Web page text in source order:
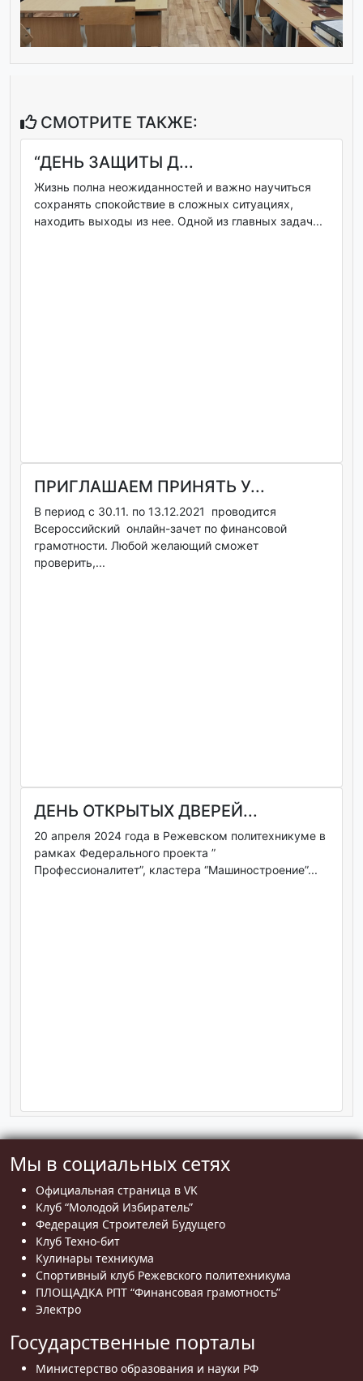
СМОТРИТЕ ТАКЖЕ:
“ДЕНЬ ЗАЩИТЫ Д...
Жизнь полна неожиданностей и важно научиться
сохранять спокойствие в сложных ситуациях,
находить выходы из нее. Одной из главных задач...
ПРИГЛАШАЕМ ПРИНЯТЬ У...
В период с 30.11. по 13.12.2021 проводится
Всероссийский онлайн-зачет по финансовой
грамотности. Любой желающий сможет
проверить,...
ДЕНЬ ОТКРЫТЫХ ДВЕРЕЙ...
20 апреля 2024 года в Режевском политехникуме в
рамках Федерального проекта ”
Профессионалитет”, кластера “Машиностроение”...
Мы в социальных сетях
Официальная страница в VK
Клуб “Молодой Избиратель”
Федерация Строителей Будущего
Клуб Техно-бит
Кулинары техникума
Спортивный клуб Режевского политехникума
ПЛОЩАДКА РПТ “Финансовая грамотность”
Электро
Государственные порталы
Министерство образования и науки РФ